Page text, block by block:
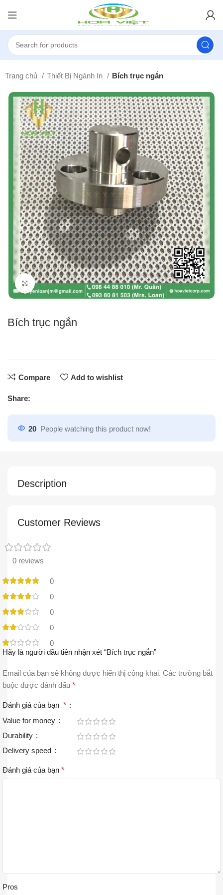
Trang chủ Thiết Bị Ngành In Bích trục ngắn
Click to enlarge
Bích trục ngắn
Compare Add to wishlist
Share:
20 People watching this product now!
Description
Customer Reviews
0 reviews
0
0
0
0
0
Hãy là người đầu tiên nhận xét “Bích trục ngắn”
Email của bạn sẽ không được hiển thị công khai. Các trường bắt
buộc được đánh dấu *
Đánh giá của bạn *
Value for money
Durability
Delivery speed
Đánh giá của bạn *
Pros